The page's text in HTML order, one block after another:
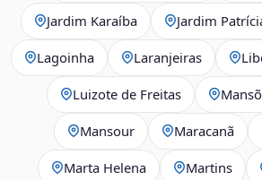
Jardim Karaíba Jardim
Lagoinha Laranjeiras
Luizote de Freitas
Mansour Maracanã
Marta Helena Martins